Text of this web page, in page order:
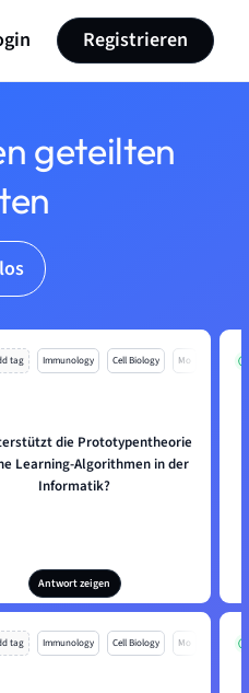
Registrieren
geteilten
tag Immunology Cell Biology Mo
die Prototypentheorie
Learning-Algorithmen in der
Informatik?
Antwort zeigen
tag Immunology Cell Biology Mo